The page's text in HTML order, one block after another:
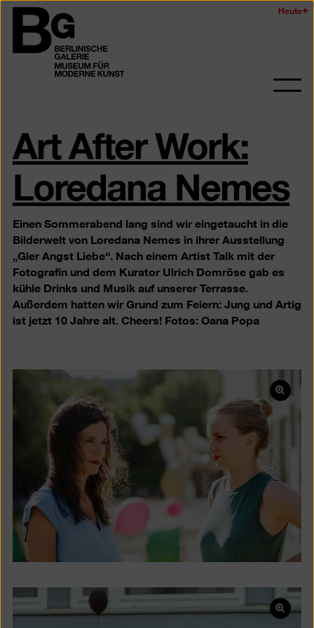
Zum
Seiteninhalt
springen
Berlinischen
Galerie
Heute
Art After Work:
Loredana Nemes
Einen Sommerabend lang sind wir eingetaucht in die
Bilderwelt von Loredana Nemes in ihrer Ausstellung
„Gier Angst Liebe“. Nach einem Artist Talk mit der
Fotografin und dem Kurator Ulrich Domröse gab es
kühle Drinks und Musik auf unserer Terrasse.
Außerdem hatten wir Grund zum Feiern: Jung und Artig
ist jetzt 10 Jahre alt. Cheers! Fotos: Oana Popa
Bild
in
Bild